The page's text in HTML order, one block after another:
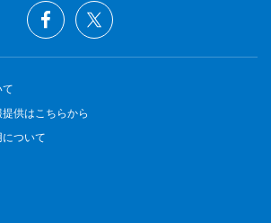
供はこちらから
ついて